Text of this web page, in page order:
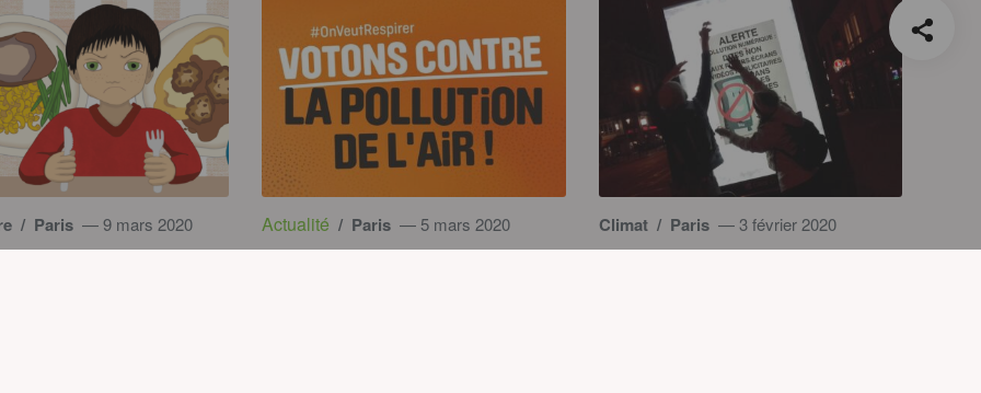
/ Paris — 9 mars 2020 Actualité / Paris — 5 mars 2020 Climat / Paris — 3 février 2020